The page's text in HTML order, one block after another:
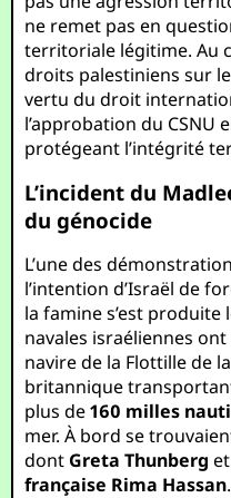
ne remet pas en
territoriale légitime. Au
droits palestiniens sur
vertu du droit
l’approbation du CSNU
protégeant l’intégrité
L’incident du
du génocide
L’une des
l’intention d’Israël de
la famine s’est produite
navales israéliennes
navire de la Flottille de
britannique
plus de160 milles
mer. À bord se
dont Greta Thunberg
française Rima Hassan.